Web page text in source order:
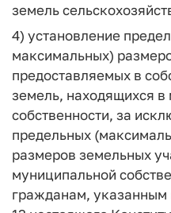
земель
4) установление
максимальных)
предоставляемых в
земель, находящихся в
собственности, за
предельных
размеров земельных
муниципальной
гражданам, указанным